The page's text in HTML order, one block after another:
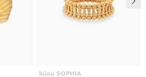
bijou SOPHIA